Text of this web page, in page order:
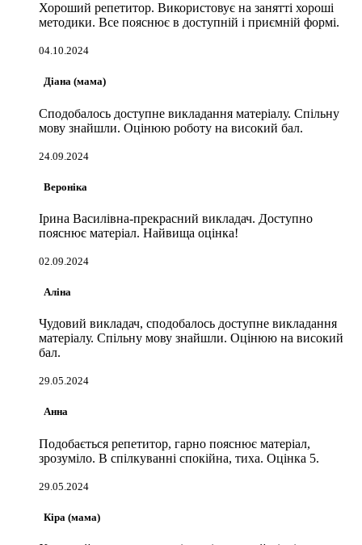
Хороший репетитор. Використовує на занятті хороші
методики. Все пояснює в доступній і приємній формі.
04.10.2024
Діана (мама)
Сподобалось доступне викладання матеріалу. Спільну
мову знайшли. Оцінюю роботу на високий бал.
24.09.2024
Вероніка
Ірина Василівна-прекрасний викладач. Доступно
пояснює матеріал. Найвища оцінка!
02.09.2024
Аліна
Чудовий викладач, сподобалось доступне викладання
матеріалу. Спільну мову знайшли. Оцінюю на високий
бал.
29.05.2024
Анна
Подобається репетитор, гарно пояснює матеріал,
зрозуміло. В спілкуванні спокійна, тиха. Оцінка 5.
29.05.2024
Кіра (мама)